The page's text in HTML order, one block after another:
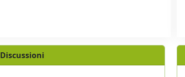
Discussioni